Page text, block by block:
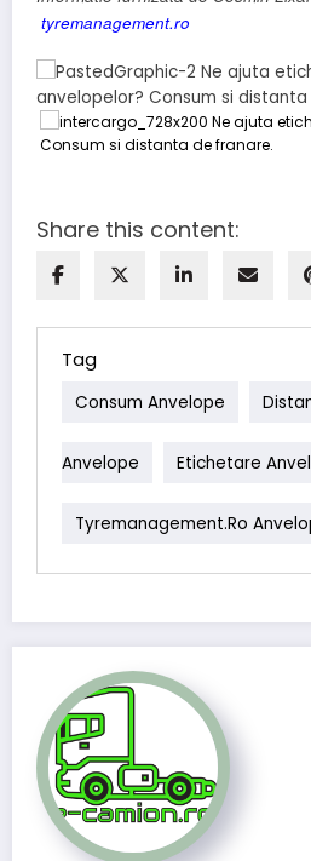
tyremanagement.ro
Share this content:
Tag
Consum Anvelope
Anvelope Etichetare
Tyremanagement.ro